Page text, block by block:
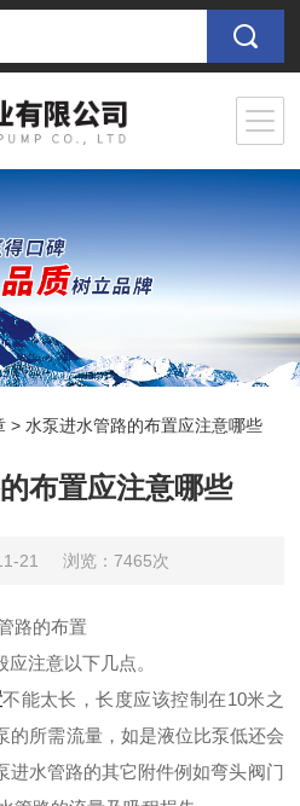
>水泵进水管路的布置应注意哪些
布置应注意哪些
21 浏览：7465次
路的布置
注意以下几点。
不能太长，长度应该控制在10米之
的所需流量，如是液位比泵低还会
进水管路的其它附件例如弯头阀门